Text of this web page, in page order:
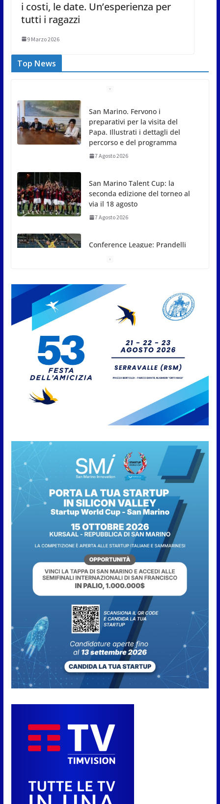
i costi, le date. Un’esperienza per
tutti i ragazzi
9 Marzo 2026
Top News
San Marino. Fervono i
preparativi per la visita del
Papa. Illustrati i dettagli del
percorso e del programma
7 Agosto 2026
San Marino Talent Cup: la
seconda edizione del torneo al
via il 18 agosto
7 Agosto 2026
Conference League: Prandelli
San Marino. Eclissi di sole
mercoledì 12, verso l’ora del
tramonto. I luoghi del territorio
7 Agosto 2026
San Marino, stop agli
agricoli e vegetali fino al 15
settembre. Previste multe